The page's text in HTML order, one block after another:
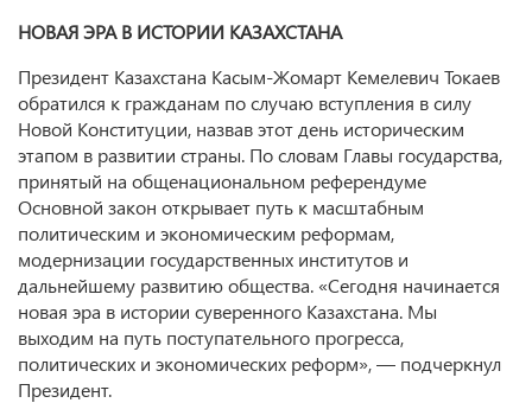
НОВАЯ ЭРА В ИСТОРИИ КАЗАХСТАНА
Президент Казахстана Касым-Жомарт Кемелевич Токаев
обратился к гражданам по случаю вступления в силу
Новой Конституции, назвав этот день историческим
этапом в развитии страны. По словам Главы государства,
принятый на общенациональном референдуме
Основной закон открывает путь к масштабным
политическим и экономическим реформам,
модернизации государственных институтов и
дальнейшему развитию общества. «Сегодня начинается
новая эра в истории суверенного Казахстана. Мы
выходим на путь поступательного прогресса,
политических и экономических реформ», — подчеркнул
Президент.